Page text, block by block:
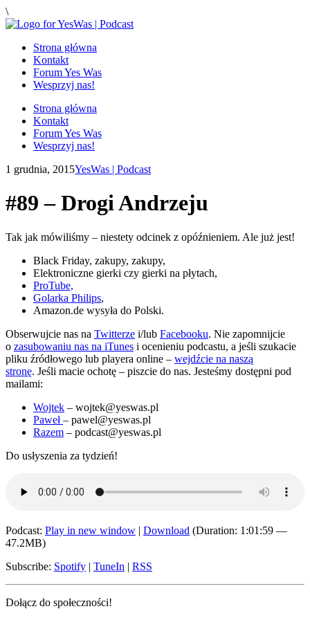
\
Strona główna
Kontakt
Forum Yes Was
Wesprzyj nas!
Strona główna
Kontakt
Forum Yes Was
Wesprzyj nas!
1 grudnia, 2015YesWas | Podcast
#89 – Drogi Andrzeju
Tak jak mówiliśmy – niestety odcinek z opóźnieniem. Ale już jest!
Black Friday, zakupy, zakupy,
Elektroniczne gierki czy gierki na płytach,
ProTube,
Golarka Philips,
Amazon.de wysyła do Polski.
Obserwujcie nas na Twitterze i/lub Facebooku. Nie zapomnijcie
o zasubowaniu nas na iTunes i ocenieniu podcastu, a jeśli szukacie
pliku źródłowego lub playera online – wejdźcie na naszą
stronę. Jeśli macie ochotę – piszcie do nas. Jesteśmy dostępni pod
mailami:
Wojtek – wojtek@yeswas.pl
Paweł– pawel@yeswas.pl
Razem – podcast@yeswas.pl
Do usłyszenia za tydzień!
Podcast: Play in new window | Download (Duration: 1:01:59 —
47.2MB)
Subscribe: Spotify | TuneIn | RSS
Dołącz do społeczności!